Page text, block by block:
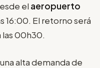
el aeropuerto
16:00. El retorno será
las 00h30.
alta demanda de